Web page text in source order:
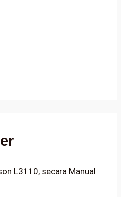
L3110, secara Manual